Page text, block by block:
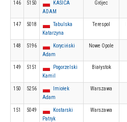
146 5150
KASICA
ADAM
Grójec
147 5018
Tabulska
Katarzyna
Terespol
148 5196
Koryciński
Adam
Nowe Opole
149 5151
Pogorzelski
Kamil
Białystok
150 5256
Imiołek
Adam
Warszawa
151 5049
Kostarski
Patryk
Warszawa